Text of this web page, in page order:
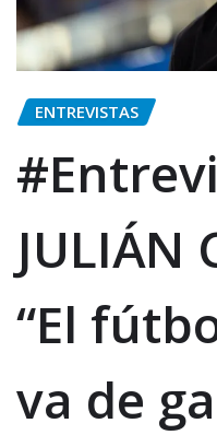
ENTREVISTAS
JULIÁN
“El
va de